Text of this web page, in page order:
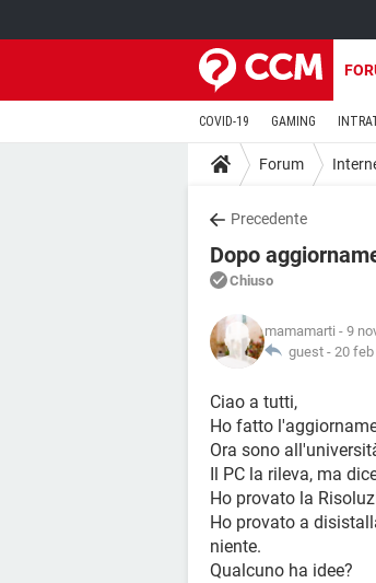
COVID-19 GAMING
Forum
Precedente
Dopo
Chiuso
mamamarti - 9
guest - 20 feb
Ciao a tutti,
Ho fatto
Ora sono
Il PC la rileva, ma
Ho provato la
Ho provato a
niente.
Qualcuno ha idee?